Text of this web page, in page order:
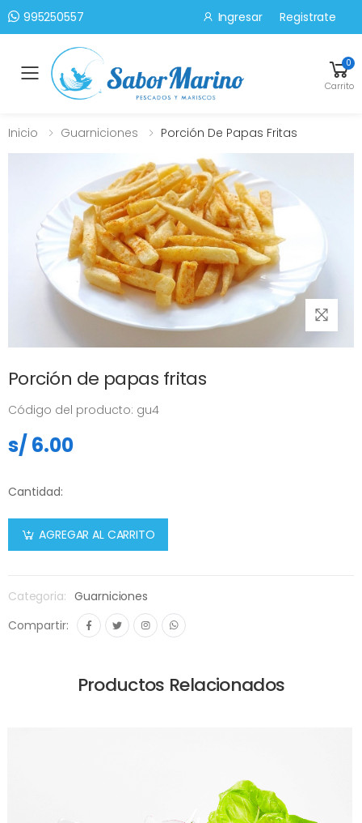
995250557 Ingresar Registrate
Toggle mobile menu
0
Carrito
Inicio Guarniciones Porción De Papas Fritas
Porción de papas fritas
Código del producto: gu4
s/ 6.00
Cantidad:
AGREGAR AL CARRITO
Categoria: Guarniciones
Compartir:
Productos Relacionados